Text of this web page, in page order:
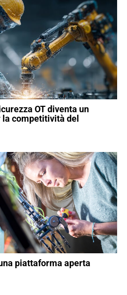
OT diventa un
competitività del
piattaforma aperta